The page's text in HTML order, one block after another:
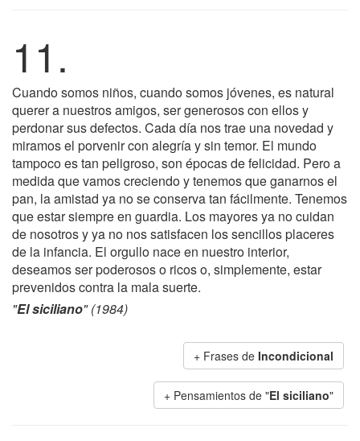
11.
Cuando somos niños, cuando somos jóvenes, es natural
querer a nuestros amigos, ser generosos con ellos y
perdonar sus defectos. Cada día nos trae una novedad y
miramos el porvenir con alegría y sin temor. El mundo
tampoco es tan peligroso, son épocas de felicidad. Pero a
medida que vamos creciendo y tenemos que ganarnos el
pan, la amistad ya no se conserva tan fácilmente. Tenemos
que estar siempre en guardia. Los mayores ya no cuidan
de nosotros y ya no nos satisfacen los sencillos placeres
de la infancia. El orgullo nace en nuestro interior,
deseamos ser poderosos o ricos o, simplemente, estar
prevenidos contra la mala suerte.
"El siciliano" (1984)
+ Frases de Incondicional
+ Pensamientos de "El siciliano"